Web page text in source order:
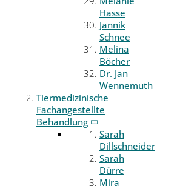
Hasse
Jannik
Schnee
Melina
Böcher
Dr. Jan
Wennemuth
Tiermedizinische
Fachangestellte
Behandlung
Sarah
Dillschneider
Sarah
Dürre
Mira